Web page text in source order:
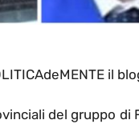
il
del gruppo di